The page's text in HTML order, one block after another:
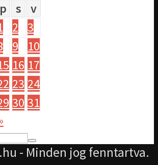
p s
v
2
3
9
10
16 17
23 24
30 31
- Minden jog fenntartva.